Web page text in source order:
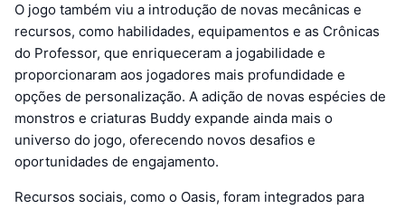
O jogo também viu a introdução de novas mecânicas e
recursos, como habilidades, equipamentos e as Crônicas
do Professor, que enriqueceram a jogabilidade e
proporcionaram aos jogadores mais profundidade e
opções de personalização. A adição de novas espécies de
monstros e criaturas Buddy expande ainda mais o
universo do jogo, oferecendo novos desafios e
oportunidades de engajamento.
Recursos sociais, como o Oasis, foram integrados para